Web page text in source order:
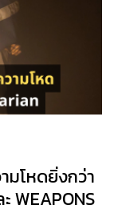
มโหดยิ่งกว่า
WEAPONS